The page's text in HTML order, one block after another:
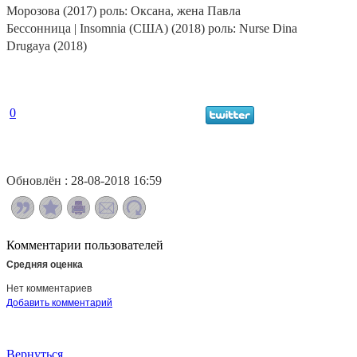
Морозова (2017) роль: Оксана, жена Павла
Бессонница | Insomnia (США) (2018) роль: Nurse Dina
Drugaya (2018)
0
Обновлён : 28-08-2018 16:59
Комментарии пользователей
Средняя оценка
Нет комментариев
Добавить комментарий
Вернуться